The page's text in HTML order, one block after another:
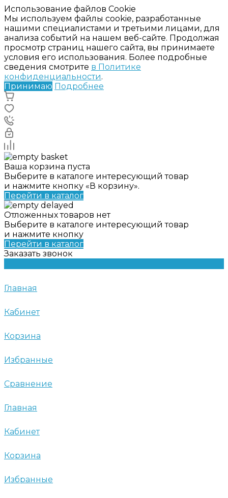
Использование файлов Cookie
Мы используем файлы cookie, разработанные
нашими специалистами и третьими лицами, для
анализа событий на нашем веб-сайте. Продолжая
просмотр страниц нашего сайта, вы принимаете
условия его использования. Более подробные
сведения смотрите в Политике
конфиденциальности.
Принимаю Подробнее
Ваша корзина пуста
Выберите в каталоге интересующий товар
и нажмите кнопку «В корзину».
Перейти в каталог
Отложенных товаров нет
Выберите в каталоге интересующий товар
и нажмите кнопку
Перейти в каталог
Заказать звонок
Главная
Кабинет
Корзина
Избранные
Сравнение
Главная
Кабинет
Корзина
Избранные